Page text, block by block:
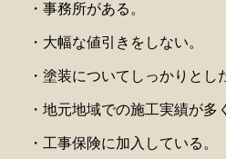
・事務所がある。
・大幅な値引きをしない。
・塗装についてしっかりとし
・地元地域での施工実績が多
・工事保険に加入している。